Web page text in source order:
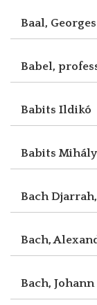
Baal, Georges
Babel,
Babits Ildikó
Babits Mihály
Bach
Bach,
Bach,